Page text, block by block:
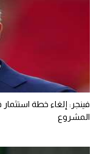
فينجر: إلغاء خطة
المشروع